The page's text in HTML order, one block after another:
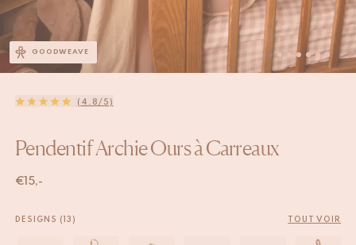
GOODWEAVE
(4.8/5)
Pendentif Archie Ours à Carreaux
€ 15,-
DESIGNS (13) TOUT VOIR